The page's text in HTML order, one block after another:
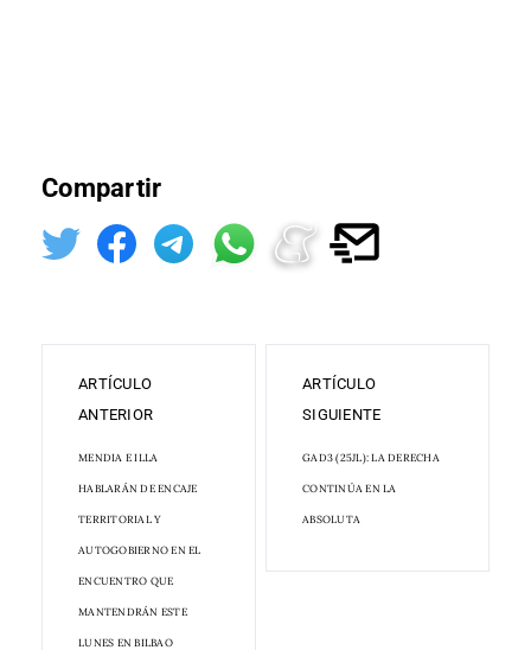
Compartir
ARTÍCULO
ANTERIOR
MENDIA E ILLA
HABLARÁN DE ENCAJE
TERRITORIAL Y
AUTOGOBIERNO EN EL
ENCUENTRO QUE
MANTENDRÁN ESTE
LUNES EN BILBAO
ARTÍCULO
SIGUIENTE
GAD3 (25JL): LA DERECHA
CONTINÚA EN LA
ABSOLUTA